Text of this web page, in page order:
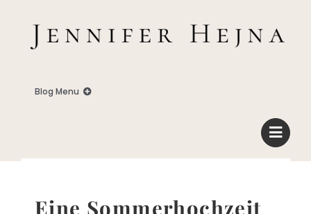
Blog Menu
Eine Sommerhochzeit